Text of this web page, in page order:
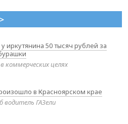
>
иркутянина 50 тысяч рублей за
коммерческих целях
в Красноярском крае
водитель ГАЗели